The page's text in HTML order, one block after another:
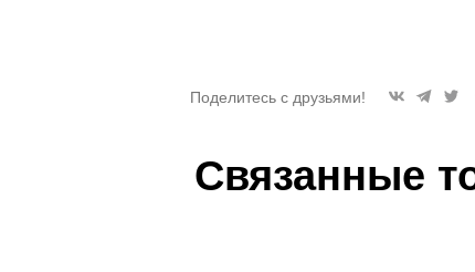
Поделитесь с друзьями!
Связанные